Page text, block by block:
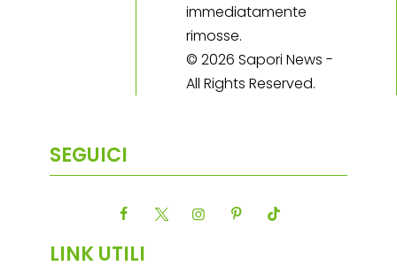
immediatamente
rimosse.
© 2026 Sapori News -
All Rights Reserved.
SEGUICI
LINK UTILI